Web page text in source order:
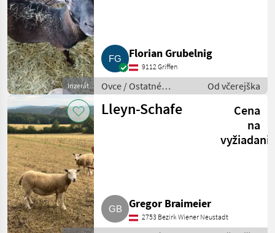
Inzerát
Florian Grubelnig
9112 Griffen
Ovce / Ostatné
plemená oviec
Od včerejška
Lleyn-Schafe
Cena
na
Gregor Braimeier
2753 Bezirk Wiener Neustadt